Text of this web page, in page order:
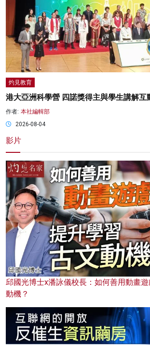
灼見教育
港大亞洲科學營 四諾獎得主與學生講解互
作者: 本社編輯部
2026-08-04
影片
邱國光博士x潘詠儀校長：如何善用動畫
動機？